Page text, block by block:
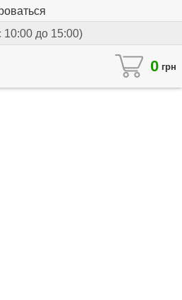
10:00 до 15:00)
0 грн